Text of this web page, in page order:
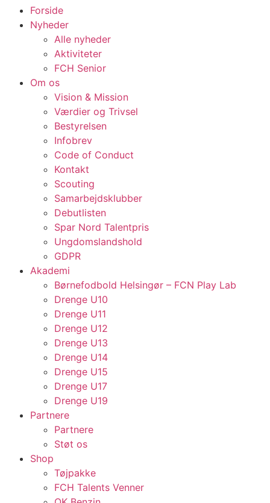
Forside
Nyheder
Alle nyheder
Aktiviteter
FCH Senior
Om os
Vision & Mission
Værdier og Trivsel
Bestyrelsen
Infobrev
Code of Conduct
Kontakt
Scouting
Samarbejdsklubber
Debutlisten
Spar Nord Talentpris
Ungdomslandshold
GDPR
Akademi
Børnefodbold Helsingør – FCN Play Lab
Drenge U10
Drenge U11
Drenge U12
Drenge U13
Drenge U14
Drenge U15
Drenge U17
Drenge U19
Partnere
Partnere
Støt os
Shop
Tøjpakke
FCH Talents Venner